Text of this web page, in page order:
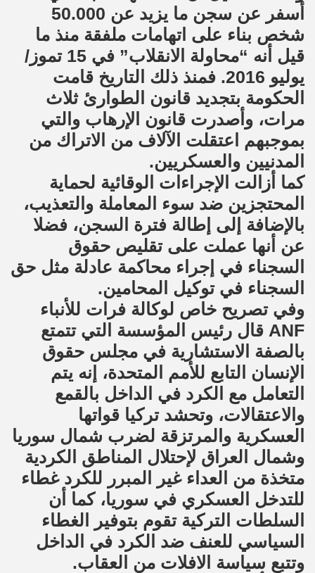
أسفر عن سجن ما يزيد عن 50.000
شخص بناء على اتهامات ملفقة منذ ما
قيل أنه “محاولة الانقلاب” في 15 تموز/
يوليو 2016. فمنذ ذلك التاريخ قامت
الحكومة بتجديد قانون الطوارئ ثلاث
مرات، وأصدرت قانون الإرهاب والتي
بموجبهم اعتقلت الآلاف من الاتراك من
المدنيين والعسكريين.
كما أزالت الإجراءات الوقائية لحماية
المحتجزين ضد سوء المعاملة والتعذيب،
بالإضافة إلى إطالة فترة السجن، فضلا
عن أنها عملت على تقليص حقوق
السجناء في إجراء محاكمة عادلة مثل حق
السجناء في توكيل المحامين.
وفي تصريح خاص لوكالة فرات للأنباء
ANF قال رئيس المؤسسة التي تتمتع
بالصفة الاستشارية في مجلس حقوق
الإنسان التابع للأمم المتحدة، إنه يتم
التعامل مع الكرد في الداخل بالقمع
والاعتقالات، وتحشد تركيا قواتها
العسكرية والمرتزقة لضرب شمال سوريا
وشمال العراق لإحتلال المناطق الكردية
متخذة من العداء غير المبرر للكرد غطاء
للتدخل العسكري في سوريا، كما أن
السلطات التركية تقوم بتوفير الغطاء
السياسي للعنف ضد الكرد في الداخل
وتتبع سياسة الافلات من العقاب.